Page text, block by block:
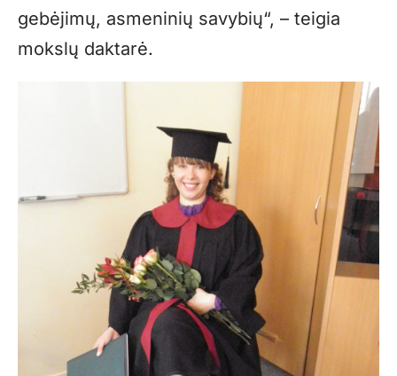
gebėjimų, asmeninių savybių“, – teigia
mokslų daktarė.